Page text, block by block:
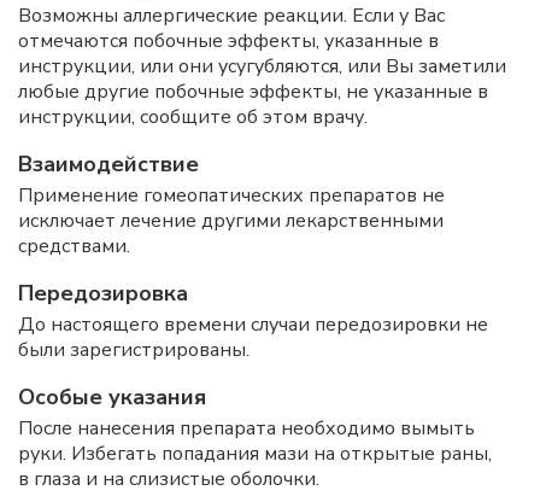
Возможны аллергические реакции. Если у Вас
отмечаются побочные эффекты, указанные в
инструкции, или они усугубляются, или Вы заметили
любые другие побочные эффекты, не указанные в
инструкции, сообщите об этом врачу.
Взаимодействие
Применение гомеопатических препаратов не
исключает лечение другими лекарственными
средствами.
Передозировка
До настоящего времени случаи передозировки не
были зарегистрированы.
Особые указания
После нанесения препарата необходимо вымыть
руки. Избегать попадания мази на открытые раны,
в глаза и на слизистые оболочки.